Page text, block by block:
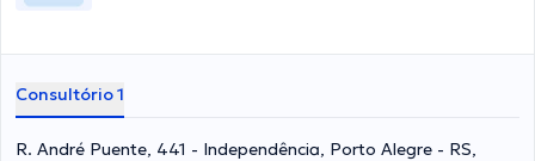
Consultório 1
R. André Puente, 441 - Independência, Porto Alegre - RS,